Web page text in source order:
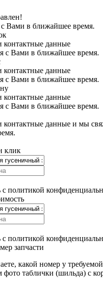
Вами в ближайшее время.
контактные данные
с Вами в ближайшее время.
контактные данные
с Вами в ближайшее время.
контактные данные
с Вами в ближайшее время.
контактные данные и мы
клик
с политикой
с политикой
запчасти
какой номер у
таблички (шильда) с